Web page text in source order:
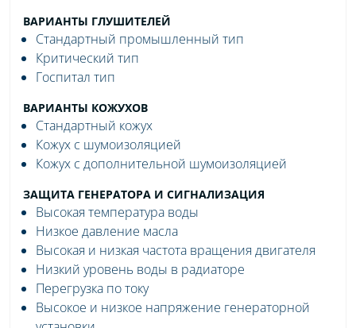
ВАРИАНТЫ ГЛУШИТЕЛЕЙ
Стандартный промышленный тип
Критический тип
Госпитал тип
ВАРИАНТЫ КОЖУХОВ
Стандартный кожух
Кожух с шумоизоляцией
Кожух с дополнительной шумоизоляцией
ЗАЩИТА ГЕНЕРАТОРА И СИГНАЛИЗАЦИЯ
Высокая температура воды
Низкое давление масла
Высокая и низкая частота вращения двигателя
Низкий уровень воды в радиаторе
Перегрузка по току
Высокое и низкое напряжение генераторной